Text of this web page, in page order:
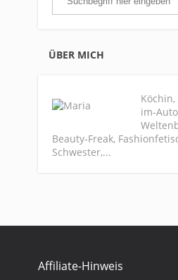
ÜBER MICH
im-
Beauty-Freak,
Schwester,...
Affiliate-Hinweis